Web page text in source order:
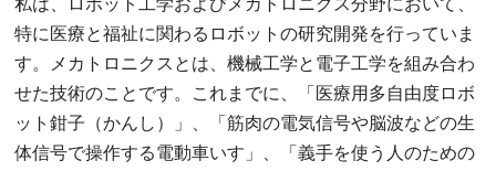
私は、ロボット工学およびメカトロニクス分野において、
特に医療と福祉に関わるロボットの研究開発を行っていま
す。メカトロニクスとは、機械工学と電子工学を組み合わ
せた技術のことです。これまでに、「医療用多自由度ロボ
ット鉗子（かんし）」、「筋肉の電気信号や脳波などの生
体信号で操作する電動車いす」、「義手を使う人のための